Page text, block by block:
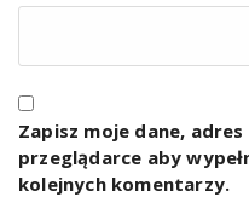
Zapisz moje dane,
przeglądarce aby
kolejnych komentarzy.